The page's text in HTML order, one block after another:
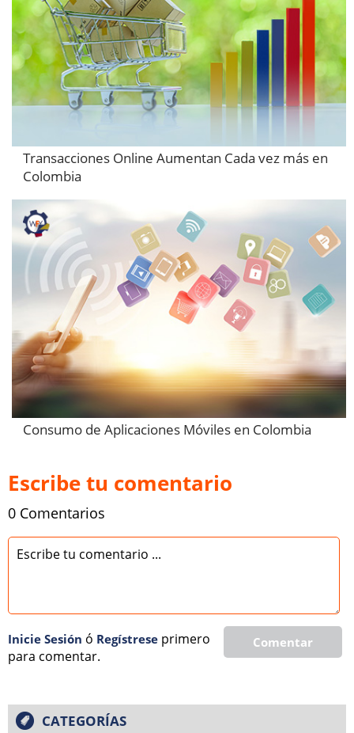
Transacciones Online Aumentan Cada vez más en
Colombia
Consumo de Aplicaciones Móviles en Colombia
Escribe tu comentario
0 Comentarios
Comentar
Inicie Sesión ó Regí­strese primero
para comentar.
CATEGORÍAS